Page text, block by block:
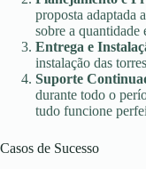
proposta adaptada
sobre a quantidade
Entrega e
instalação das
Suporte
durante todo o
tudo funcione
Casos de Sucesso